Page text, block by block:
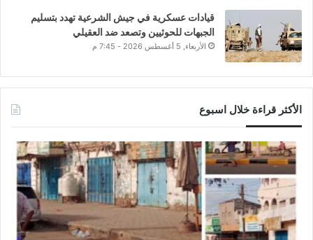
قيادات عسكرية في جيش الشرعية تهدد بتسليم
الجبهات للحوثيين وتصعد ضد العقيلي
الأربعاء, 5 أغسطس 2026 - 7:45 م
الأكثر قراءة خلال اسبوع